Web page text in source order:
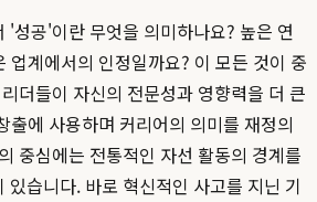
'성공'이란 무엇을 의미하나요? 높은 연
업계에서의 인정일까요? 이 모든 것이 중
더들이 자신의 전문성과 영향력을 더 큰
출에 사용하며 커리어의 의미를 재정의
중심에는 전통적인 자선 활동의 경계를
있습니다. 바로 혁신적인 사고를 지닌 기